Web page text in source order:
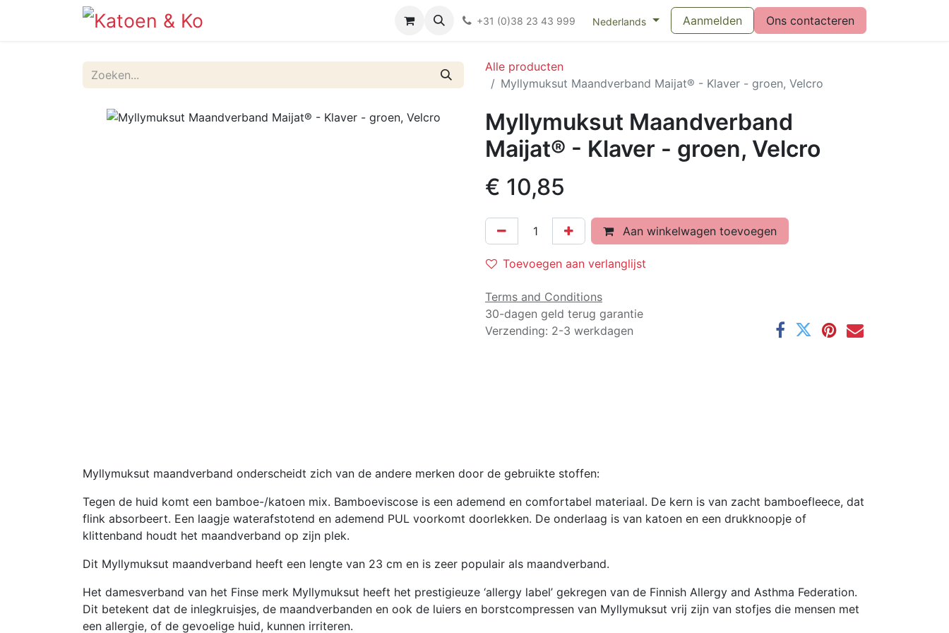
Kieswijzer nacht- en kraamverband Kieswijzer maandverband Vragen over menstruatiecups
+31 (0)38 23 43 999 Nederlands Aanmelden Ons contacteren
Alle producten
Myllymuksut Maandverband Maijat® - Klaver - groen, Velcro
Myllymuksut Maandverband
Maijat® - Klaver - groen, Velcro
€ 10,85
Aan winkelwagen toevoegen
Toevoegen aan verlanglijst
Terms and Conditions
30-dagen geld terug garantie
Verzending: 2-3 werkdagen
Myllymuksut maandverband onderscheidt zich van de andere merken door de gebruikte stoffen:
Tegen de huid komt een bamboe-/katoen mix. Bamboeviscose is een ademend en comfortabel materiaal. De kern is van zacht bamboefleece, dat
flink absorbeert. Een laagje waterafstotend en ademend PUL voorkomt doorlekken. De onderlaag is van katoen en een drukknoopje of
klittenband houdt het maandverband op zijn plek.
Dit Myllymuksut maandverband heeft een lengte van 23 cm en is zeer populair als maandverband.
Het damesverband van het Finse merk Myllymuksut heeft het prestigieuze ‘allergy label’ gekregen van de Finnish Allergy and Asthma Federation.
Dit betekent dat de inlegkruisjes, de maandverbanden en ook de luiers en borstcompressen van Myllymuksut vrij zijn van stofjes die mensen met
een allergie, of de gevoelige huid, kunnen irriteren.